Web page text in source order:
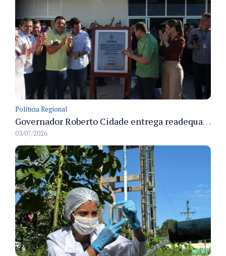
Políticia Regional
Governador Roberto Cidade entrega readequação do ambulatório da FCecon e amplia capacidade de atendimento oncológico em Manaus
03/07/2026